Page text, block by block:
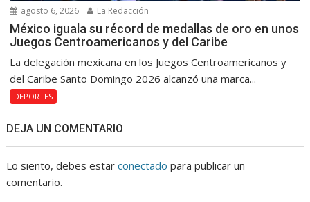
agosto 6, 2026 La Redacción
México iguala su récord de medallas de oro en unos
Juegos Centroamericanos y del Caribe
La delegación mexicana en los Juegos Centroamericanos y
del Caribe Santo Domingo 2026 alcanzó una marca...
DEPORTES
DEJA UN COMENTARIO
Lo siento, debes estarconectado para publicar un
comentario.